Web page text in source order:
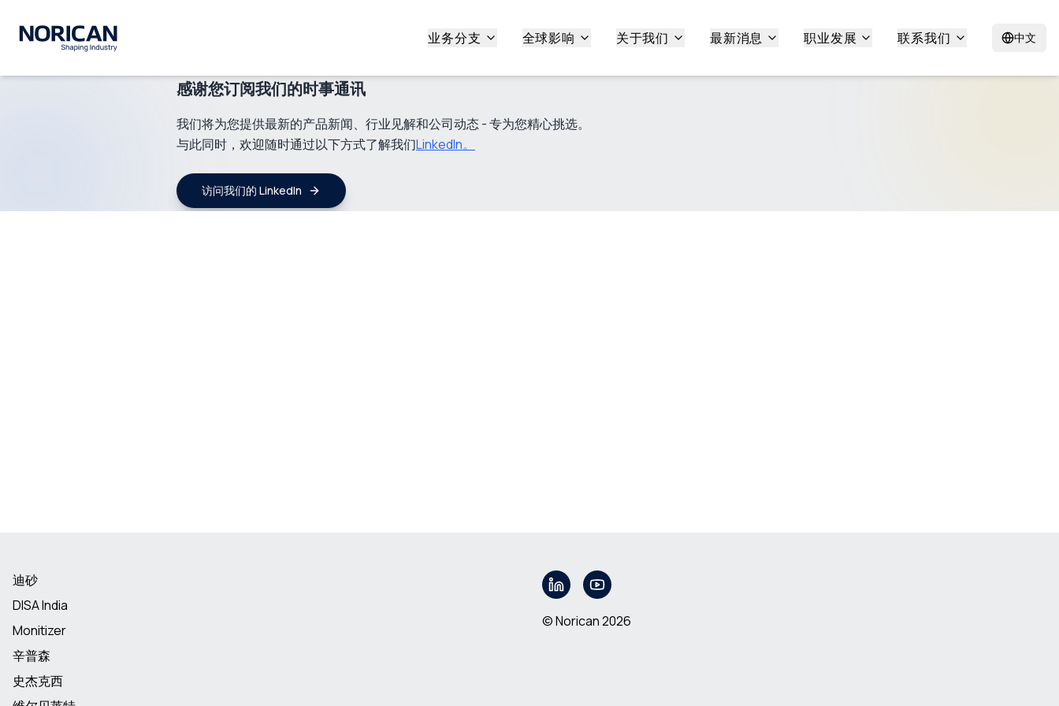
业务分支 全球影响 关于我们 最新消息 职业发展 联系我们 中文
感谢您订阅我们的时事通讯
我们将为您提供最新的产品新闻、行业见解和公司动态 - 专为您精心挑选。
与此同时，欢迎随时通过以下方式了解我们LinkedIn。
访问我们的 LinkedIn
迪砂
DISA India
Monitizer
辛普森
史杰克西
© Norican 2026